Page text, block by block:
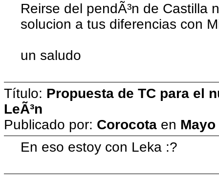
Reirse del pendÃ³n de Castilla
solucion a tus diferencias con
un saludo
Título: Propuesta de TC para el
LeÃ³n
Publicado por: Corocota en Mayo
En eso estoy con Leka :?